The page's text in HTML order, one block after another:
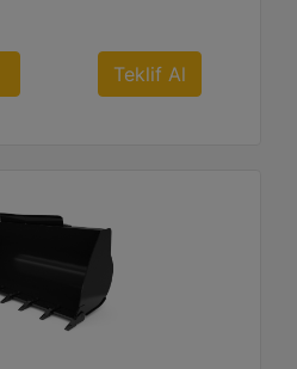
Teklif Al